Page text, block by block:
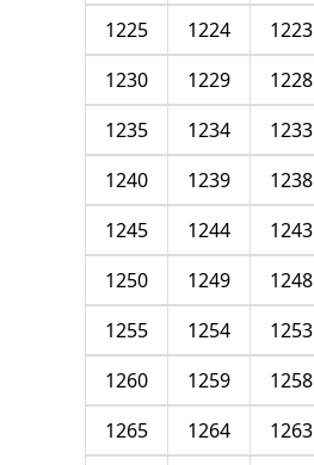
1223
1224
1225
1228
1229
1230
1233
1234
1235
1238
1239
1240
1243
1244
1245
1248
1249
1250
1253
1254
1255
1258
1259
1260
1263
1264
1265